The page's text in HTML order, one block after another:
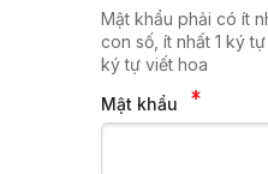
Mật khẩu phải có ít
con số, ít nhất 1 ký
ký tự viết hoa
Mật khẩu